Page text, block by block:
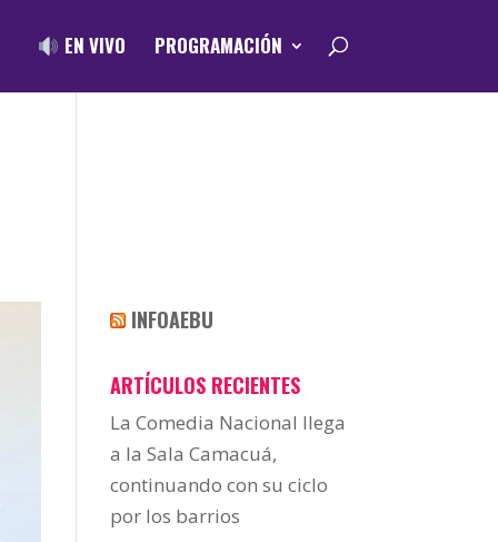
EN VIVO PROGRAMACIÓN
INFOAEBU
ARTÍCULOS RECIENTES
La Comedia Nacional llega
a la Sala Camacuá,
continuando con su ciclo
por los barrios